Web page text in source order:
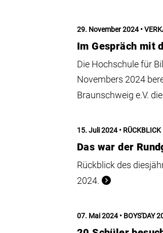
29. November 2024
Im Gespräch mit
Die Hochschule für
Novembers 2024
Braunschweig e.V.
15. Juli 2024 RÜCKBLICK
Das war der
Rückblick des
2024.
07. Mai 2024 BOYS'DAY